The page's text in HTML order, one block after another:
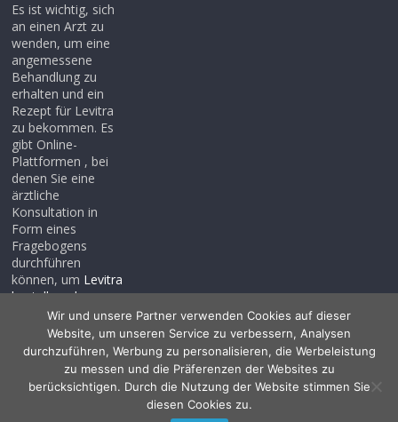
Es ist wichtig, sich
an einen Arzt zu
wenden, um eine
angemessene
Behandlung zu
erhalten und ein
Rezept für Levitra
zu bekommen. Es
gibt Online-
Plattformen , bei
denen Sie eine
ärztliche
Konsultation in
Form eines
Fragebogens
durchführen
können, um Levitra
bestellen ohne
rezept, auch wenn
Sie noch kein
Rezept haben .
Wir und unsere Partner verwenden Cookies auf dieser
Website, um unseren Service zu verbessern, Analysen
durchzuführen, Werbung zu personalisieren, die Werbeleistung
zu messen und die Präferenzen der Websites zu
berücksichtigen. Durch die Nutzung der Website stimmen Sie
diesen Cookies zu.